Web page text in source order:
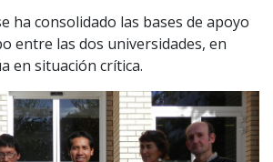
ha consolidado las bases de apoyo
entre las dos universidades, en
en situación crítica.